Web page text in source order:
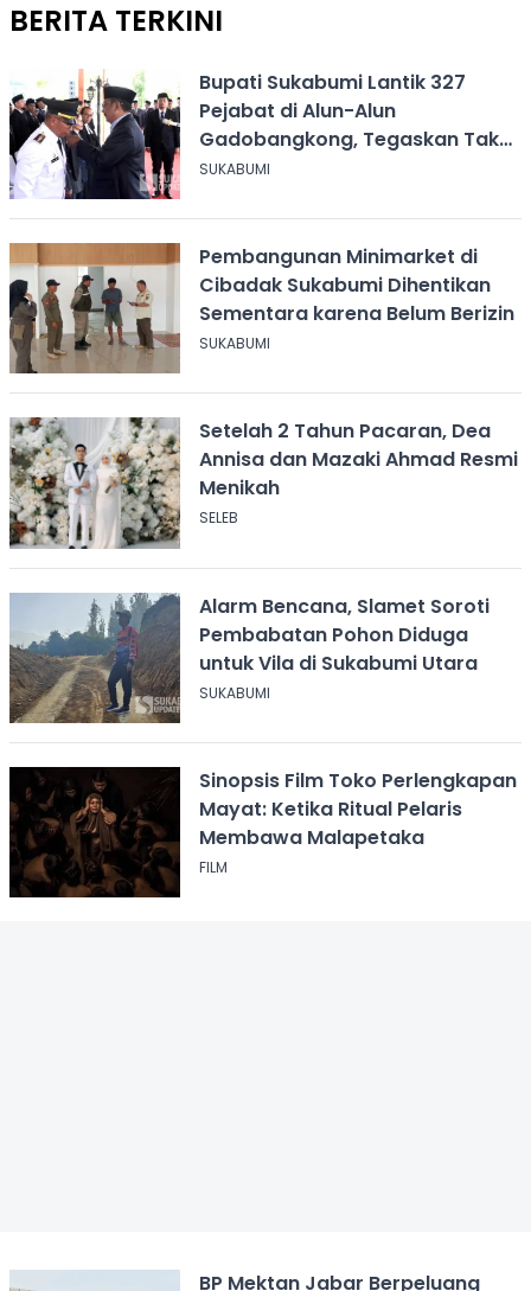
BERITA TERKINI
Bupati Sukabumi Lantik 327
Pejabat di Alun-Alun
Gadobangkong, Tegaskan Tak
Ada Jual Beli Jabatan
SUKABUMI
Pembangunan Minimarket di
Cibadak Sukabumi Dihentikan
Sementara karena Belum Berizin
SUKABUMI
Setelah 2 Tahun Pacaran, Dea
Annisa dan Mazaki Ahmad Resmi
Menikah
SELEB
Alarm Bencana, Slamet Soroti
Pembabatan Pohon Diduga
untuk Vila di Sukabumi Utara
SUKABUMI
Sinopsis Film Toko Perlengkapan
Mayat: Ketika Ritual Pelaris
Membawa Malapetaka
FILM
BP Mektan Jabar Berpeluang